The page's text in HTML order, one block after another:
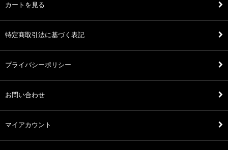
カートを見る
特定商取引法に基づく表記
プライバシーポリシー
お問い合わせ
マイアカウント